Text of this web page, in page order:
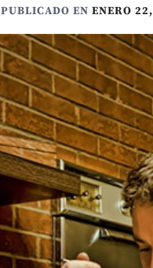
PUBLICADO EN ENERO